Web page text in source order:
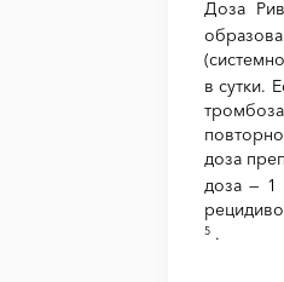
Доза
в сутки.
доза
доза — 1
5 .